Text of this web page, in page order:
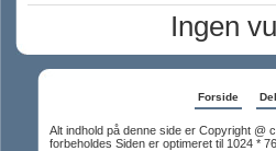
Ingen
Forside
Alt indhold på denne side er Copyright @
forbeholdes Siden er optimeret til 1024 *